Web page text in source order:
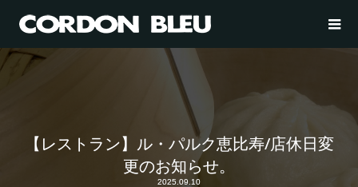
【レストラン】ル・パルク恵比寿/店休日変
更のお知らせ。
2025.09.10